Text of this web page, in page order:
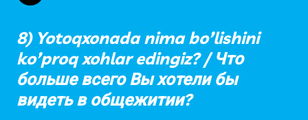
8) Yotoqxonada nima bo’lishini
ko’proq xohlar edingiz? / Что
больше всего Вы хотели бы
видеть в общежитии?